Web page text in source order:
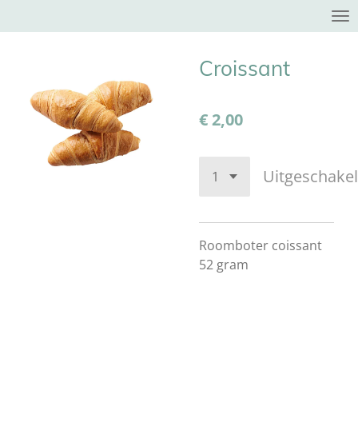
direct
hoofdinhoud
Croissant
€ 2,00
Roomboter coissant
52 gram